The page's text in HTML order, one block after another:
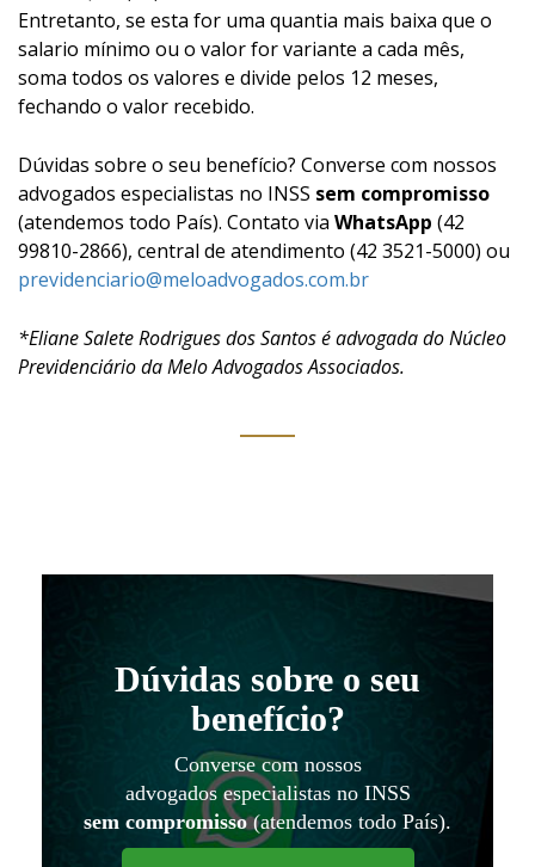
Entretanto, se esta for uma quantia mais baixa que o
salario mínimo ou o valor for variante a cada mês,
soma todos os valores e divide pelos 12 meses,
fechando o valor recebido.
Dúvidas sobre o seu benefício? Converse com nossos
advogados especialistas no INSS sem compromisso
(atendemos todo País). Contato via WhatsApp (42
99810-2866), central de atendimento (42 3521-5000) ou
previdenciario@meloadvogados.com.br
*Eliane Salete Rodrigues dos Santos é advogada do Núcleo
Previdenciário da Melo Advogados Associados.
Dúvidas sobre o seu
benefício?
Converse com nossos
advogados especialistas no INSS
sem compromisso(atendemos todo País).